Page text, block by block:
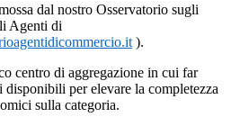
dal nostro Osservatorio sugli
Agenti di
).
centro di aggregazione in cui far
per elevare la completezza
sulla categoria.